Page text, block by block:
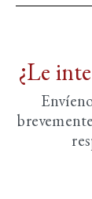
¿Le
brevemente